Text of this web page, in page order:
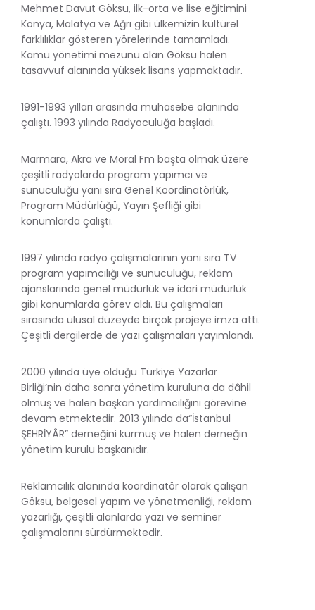
Mehmet Davut Göksu, ilk-orta ve lise eğitimini
Konya, Malatya ve Ağrı gibi ülkemizin kültürel
farklılıklar gösteren yörelerinde tamamladı.
Kamu yönetimi mezunu olan Göksu halen
tasavvuf alanında yüksek lisans yapmaktadır.
1991-1993 yılları arasında muhasebe alanında
çalıştı. 1993 yılında Radyoculuğa başladı.
Marmara, Akra ve Moral Fm başta olmak üzere
çeşitli radyolarda program yapımcı ve
sunuculuğu yanı sıra Genel Koordinatörlük,
Program Müdürlüğü, Yayın Şefliği gibi
konumlarda çalıştı.
1997 yılında radyo çalışmalarının yanı sıra TV
program yapımcılığı ve sunuculuğu, reklam
ajanslarında genel müdürlük ve idari müdürlük
gibi konumlarda görev aldı. Bu çalışmaları
sırasında ulusal düzeyde birçok projeye imza attı.
Çeşitli dergilerde de yazı çalışmaları yayımlandı.
2000 yılında üye olduğu Türkiye Yazarlar
Birliği’nin daha sonra yönetim kuruluna da dâhil
olmuş ve halen başkan yardımcılığını görevine
devam etmektedir. 2013 yılında da“İstanbul
ŞEHRİYÂR” derneğini kurmuş ve halen derneğin
yönetim kurulu başkanıdır.
Reklamcılık alanında koordinatör olarak çalışan
Göksu, belgesel yapım ve yönetmenliği, reklam
yazarlığı, çeşitli alanlarda yazı ve seminer
çalışmalarını sürdürmektedir.